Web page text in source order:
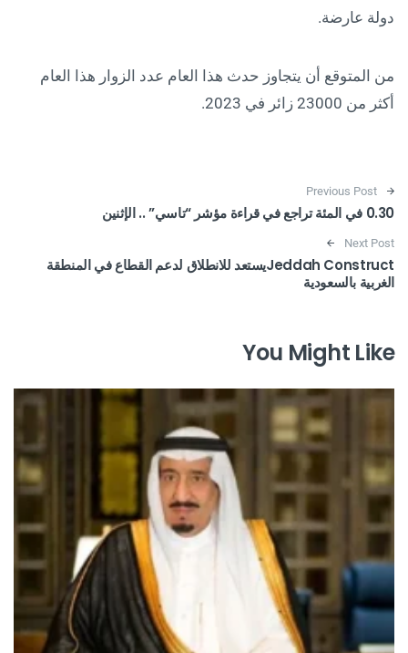
دولة عارضة.
من المتوقع أن يتجاوز حدث هذا العام عدد الزوار هذا العام
أكثر من 23000 زائر في 2023.
Post navigation
Previous Post
0.30 في المئة تراجع في قراءة مؤشر “تاسي” .. الإثنين
Next Post
Jeddah Constructيستعد للانطلاق لدعم القطاع في المنطقة
الغربية بالسعودية
You Might Like